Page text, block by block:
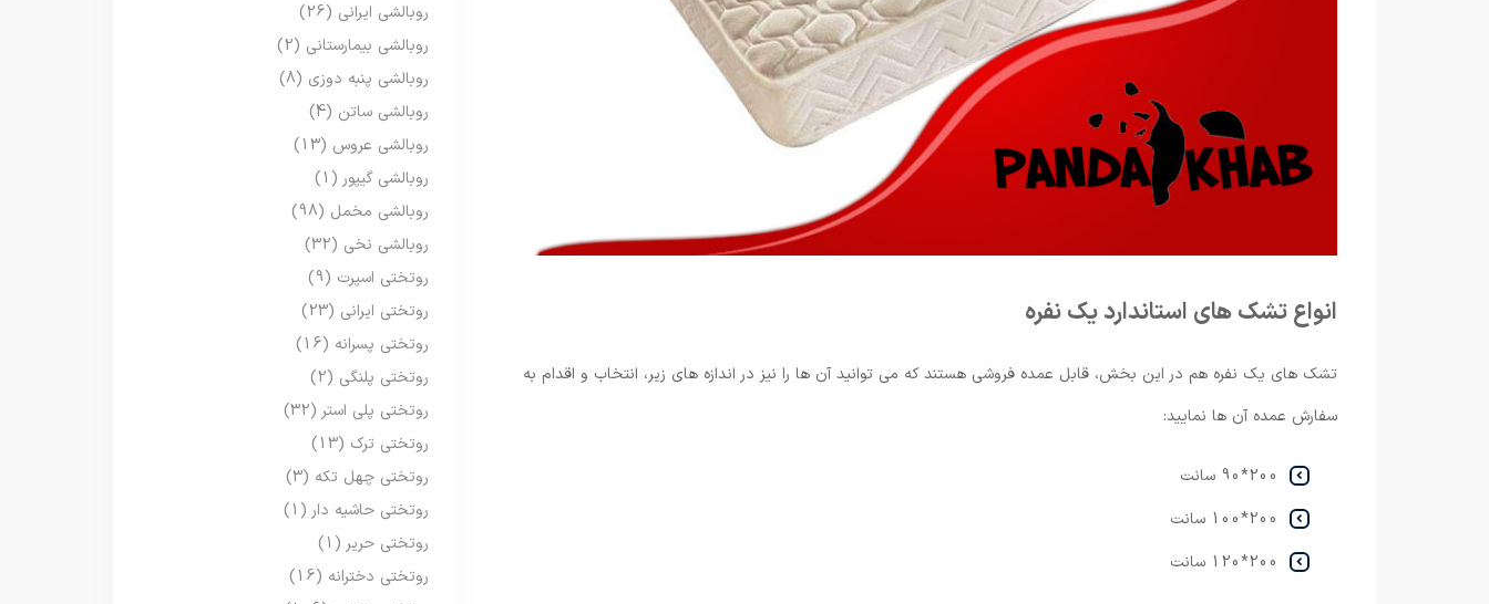
انواع تشک های استاندارد یک نفره
تشک های یک نفره هم در این بخش، قابل عمده فروشی هستند که می توانید آن ها را نیز در اندازه های زیر، انتخاب و اقدام به
سفارش عمده آن ها نمایید:
200*90 سانت
200*100 سانت
200*120 سانت
روبالشی ایرانی (26)
روبالشی بیمارستانی (2)
روبالشی پنبه دوزی (8)
روبالشی ساتن (4)
روبالشی عروس (13)
روبالشی گیپور (1)
روبالشی مخمل (98)
روبالشی نخی (32)
روتختی اسپرت (9)
روتختی ایرانی (23)
روتختی پسرانه (16)
روتختی پلنگی (2)
روتختی پلی استر (32)
روتختی ترک (13)
روتختی چهل تکه (3)
روتختی حاشیه دار (1)
روتختی حریر (1)
روتختی دخترانه (16)